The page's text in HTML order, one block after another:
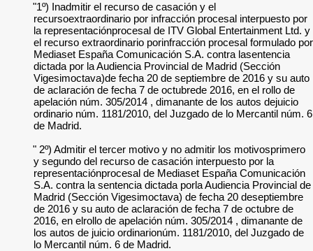
"1º) Inadmitir el recurso de casación y el
recursoextraordinario por infracción procesal interpuesto por
la representaciónprocesal de ITV Global Entertainment Ltd. y
el recurso extraordinario porinfracción procesal formulado por
Mediaset España Comunicación S.A. contra lasentencia
dictada por la Audiencia Provincial de Madrid (Sección
Vigesimoctava)de fecha 20 de septiembre de 2016 y su auto
de aclaración de fecha 7 de octubrede 2016, en el rollo de
apelación núm. 305/2014 , dimanante de los autos dejuicio
ordinario núm. 1181/2010, del Juzgado de lo Mercantil núm. 6
de Madrid.
" 2º) Admitir el tercer motivo y no admitir los motivosprimero
y segundo del recurso de casación interpuesto por la
representaciónprocesal de Mediaset España Comunicación
S.A. contra la sentencia dictada porla Audiencia Provincial de
Madrid (Sección Vigesimoctava) de fecha 20 deseptiembre
de 2016 y su auto de aclaración de fecha 7 de octubre de
2016, en elrollo de apelación núm. 305/2014 , dimanante de
los autos de juicio ordinarionúm. 1181/2010, del Juzgado de
lo Mercantil núm. 6 de Madrid.